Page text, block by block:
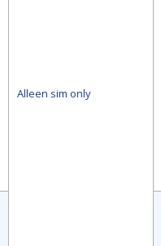
Alleen sim only